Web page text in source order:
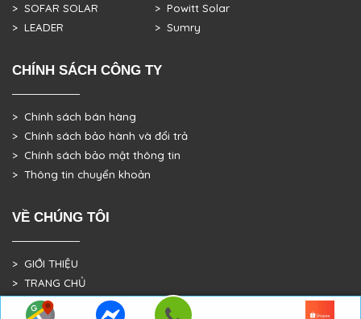
> SOFAR SOLAR
> LEADER
> Powitt Solar
> Sumry
CHÍNH SÁCH CÔNG TY
> Chính sách bán hàng
> Chính sách bảo hành và đổi trả
> Chính sách bảo mật thông tin
> Thông tin chuyển khoản
VỀ CHÚNG TÔI
> GIỚI THIỆU
> TRANG CHỦ
> DỰ ÁN THỰC TẾ